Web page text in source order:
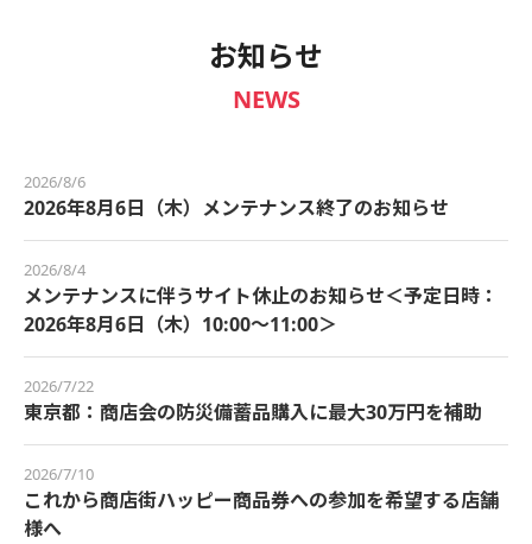
お知らせ
NEWS
2026/8/6
2026年8月6日（木）メンテナンス終了のお知らせ
2026/8/4
メンテナンスに伴うサイト休止のお知らせ＜予定日時：
2026年8月6日（木）10:00～11:00＞
2026/7/22
東京都：商店会の防災備蓄品購入に最大30万円を補助
2026/7/10
これから商店街ハッピー商品券への参加を希望する店舗
様へ